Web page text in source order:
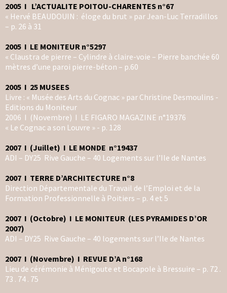
2005 I L’ACTUALITE POITOU-CHARENTES n°67
« Hervé BEAUDOUIN : éloge du brut » par Jean-Luc Terradillos
– p. 26 à 31
2005 I LE MONITEUR n°5297
« Claustra de pierre – Cylindre à claire-voie – Pierre banchée 60
mètres d’une paroi pierre-béton – p.60
2005 I 25 MUSEES
Livre : « Musée des Arts du Cognac » par Christine Desmoulins -
Editions du Moniteur
2006 I (Novembre) I LE FIGARO MAGAZINE n°19376
« Le Cognac a son Louvre » - p. 128
2007 I (Juillet) I LE MONDE n°19437
ADI – DY25 Rive Gauche – 40 Logements sur l’Ile de Nantes
2007 I TERRE D’ARCHITECTURE n°8
Direction Départementale du Travail de l’Emploi et de la
Formation Professionnelle à Poitiers – p. 4 et 5
2007 I (Octobre) I LE MONITEUR (LES PYRAMIDES D’OR
2007)
ADI – DY25 Rive Gauche – 40 logements sur l’Ile de Nantes
2007 I (Novembre) I REVUE D’A n°168
Lieu de cérémonie à Ménigoute et Bocapole à Bressuire – p. 72 .
73 . 74 . 75